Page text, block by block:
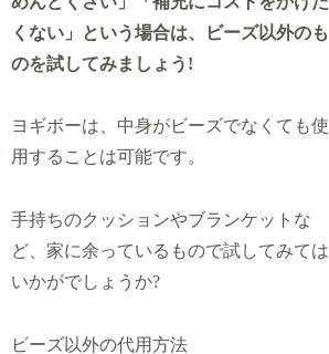
くない」という場合は、ビーズ以外のも
のを試してみましょう!
ヨギボーは、中身がビーズでなくても使
用することは可能です。
手持ちのクッションやブランケットな
ど、家に余っているもので試してみては
いかがでしょうか?
ビーズ以外の代用方法